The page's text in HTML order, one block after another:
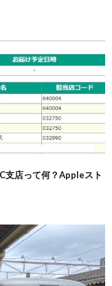
支店って何？Appleスト